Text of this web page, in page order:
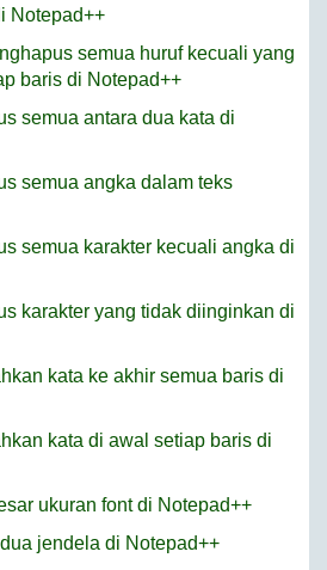
Notepad++
semua huruf kecuali yang
baris di Notepad++
semua antara dua kata di
semua angka dalam teks
semua karakter kecuali angka di
karakter yang tidak diinginkan di
kata ke akhir semua baris di
kata di awal setiap baris di
ukuran font di Notepad++
jendela di Notepad++